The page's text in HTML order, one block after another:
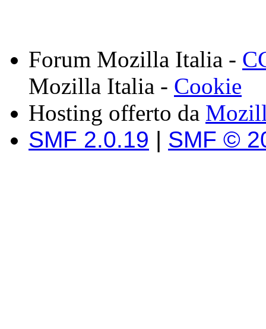
Forum Mozilla Italia -
Mozilla Italia - Cookie
Hosting offerto da
SMF 2.0.19 | SMF ©